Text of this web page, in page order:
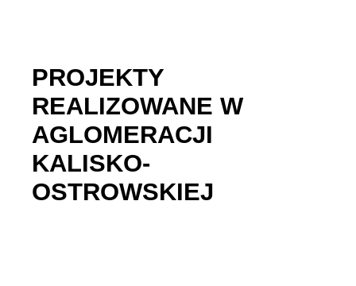
PROJEKTY
REALIZOWANE W
AGLOMERACJI
KALISKO-
OSTROWSKIEJ